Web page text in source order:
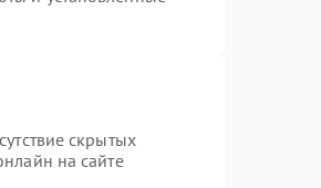
скрытых
на сайте